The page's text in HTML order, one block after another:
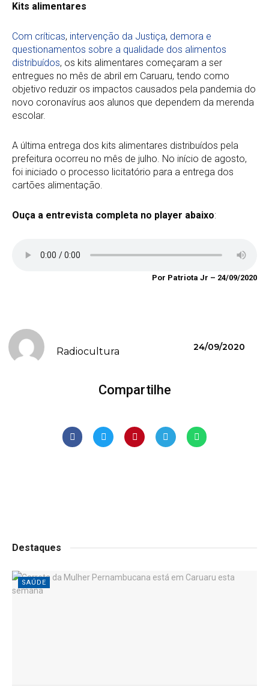
Kits alimentares
Com críticas, intervenção da Justiça, demora e
questionamentos sobre a qualidade dos alimentos
distribuídos, os kits alimentares começaram a ser
entregues no mês de abril em Caruaru, tendo como
objetivo reduzir os impactos causados pela pandemia do
novo coronavírus aos alunos que dependem da merenda
escolar.
A última entrega dos kits alimentares distribuídos pela
prefeitura ocorreu no mês de julho. No início de agosto,
foi iniciado o processo licitatório para a entrega dos
cartões alimentação.
Ouça a entrevista completa no player abaixo:
Por Patriota Jr – 24/09/2020
Radiocultura 24/09/2020
Compartilhe
Destaques
SAÚDE